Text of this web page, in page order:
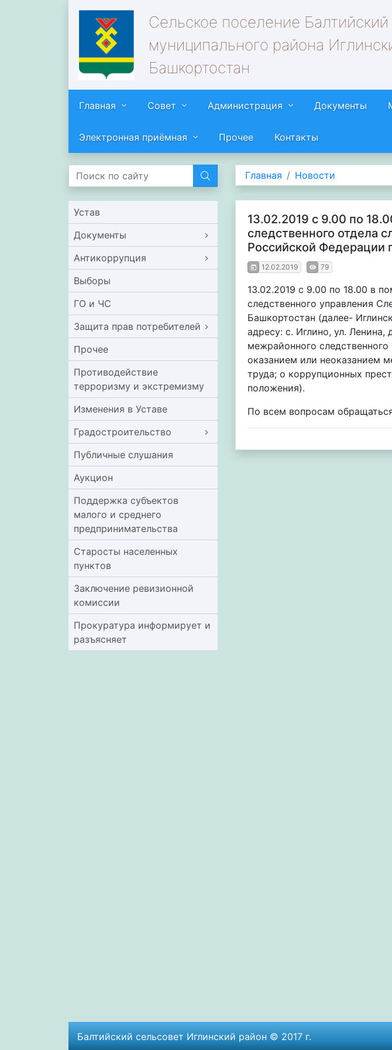
Сельское поселение Балтийский
муниципального района
Башкортостан
Главная Совет Администрация Документы
Электронная приёмная Прочее Контакты
Устав
Документы
Антикоррупция
Выборы
ГО и ЧС
Защита прав потребителей
Прочее
Противодействие
терроризму и экстремизму
Изменения в Уставе
Градостроительство
Публичные слушания
Аукцион
Поддержка субъектов
малого и среднего
предпринимательства
Старосты населенных
пунктов
Заключение ревизионной
комиссии
Прокуратура информирует и
разъясняет
Главная Новости
13.02.2019 с 9.00 по
следственного отдела
Российской Федерации
12.02.2019 79
13.02.2019 с 9.00 по 18.00 в
следственного управления
Башкортостан (далее-
адресу: с. Иглино, ул.
межрайонного
оказанием или неоказанием
труда; о коррупционных
положения).
По всем вопросам
Балтийский сельсовет Иглинский район © 2017 г.